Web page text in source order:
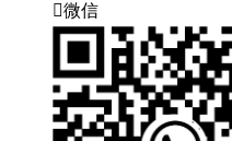
微信